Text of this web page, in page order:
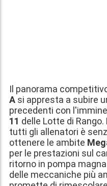
Il panorama
A si appresta a subire
precedenti con
11 delle Lotte di
tutti gli allenatori è
ottenere le ambite
per le prestazioni sul
ritorno in pompa
delle meccaniche più